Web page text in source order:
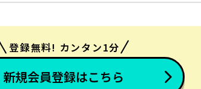
登録無料! カンタン1分
新規会員登録はこちら